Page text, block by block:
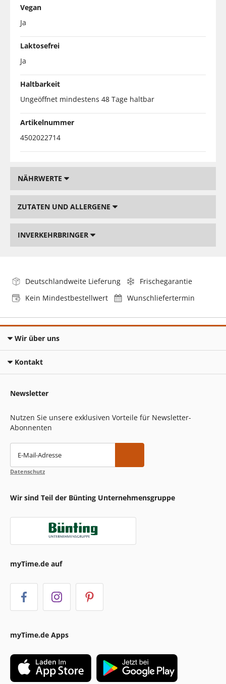
Vegan
Ja
Laktosefrei
Ja
Haltbarkeit
Ungeöffnet mindestens 48 Tage haltbar
Artikelnummer
4502022714
NÄHRWERTE
ZUTATEN UND ALLERGENE
INVERKEHRBRINGER
Deutschlandweite Lieferung
Frischegarantie
Kein Mindestbestellwert
Wunschliefertermin
Wir über uns
Kontakt
Newsletter
Nutzen Sie unsere exklusiven Vorteile für Newsletter-
Abonnenten
E-Mail-Adresse
Datenschutz
Wir sind Teil der Bünting Unternehmensgruppe
myTime.de auf
myTime.de Apps